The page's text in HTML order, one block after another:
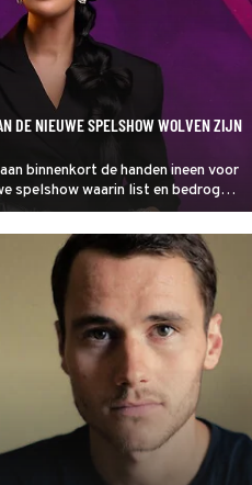
DE NIEUWE SPELSHOW WOLVEN ZIJN
binnenkort de handen ineen voor
spelshow waarin list en bedrog
welke bekende gezichten doen hier